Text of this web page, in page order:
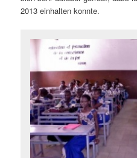
2013 einhalten konnte.